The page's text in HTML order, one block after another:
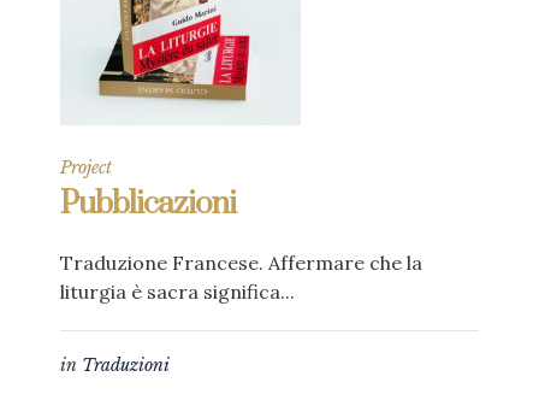
Project
Pubblicazioni
Traduzione Francese. Affermare che la
liturgia è sacra significa...
in Traduzioni